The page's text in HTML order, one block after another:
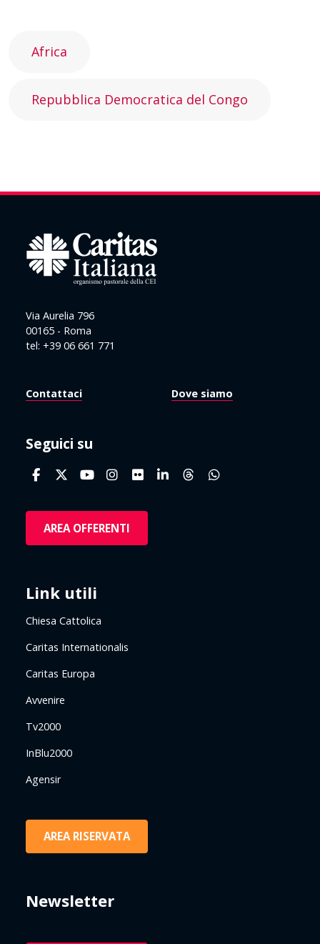
Africa
Repubblica Democratica del Congo
Via Aurelia 796
00165 - Roma
tel: +39 06 661 771
Contattaci Dove siamo
Seguici su
AREA OFFERENTI
Link utili
Chiesa Cattolica
Caritas Internationalis
Caritas Europa
Avvenire
Tv2000
InBlu2000
Agensir
AREA RISERVATA
Newsletter